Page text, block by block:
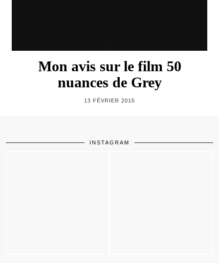
Mon avis sur le film 50
nuances de Grey
13 FÉVRIER 2015
INSTAGRAM